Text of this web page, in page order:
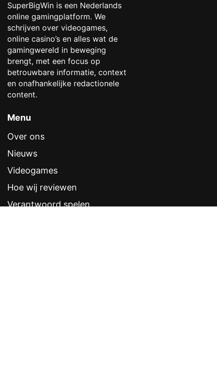
SuperBigWin is een Nederlands
online gamingplatform. We
schrijven over videogames,
online casino’s en alles wat de
gamingwereld in beweging
brengt, met een focus op
betrouwbare informatie, context
en onafhankelijke redactionele
content.
Menu
Over ons
Nieuws
Videogames
Hoe wij reviewen
Verantwoord spelen